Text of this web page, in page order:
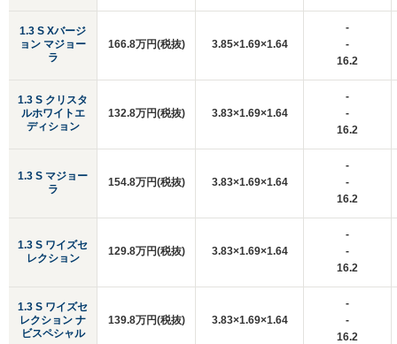
1.3 S Xバージ
ョン マジョー
ラ
1.3 S クリスタ
ルホワイトエ
ディション
1.3 S マジョー
ラ
1.3 S ワイズセ
レクション
1.3 S ワイズセ
レクション ナ
ビスペシャル
166.8万円(税抜) 3.85×1.69×1.64
-
-
16.2
132.8万円(税抜) 3.83×1.69×1.64
-
-
16.2
154.8万円(税抜) 3.83×1.69×1.64
-
-
16.2
129.8万円(税抜) 3.83×1.69×1.64
-
-
16.2
139.8万円(税抜) 3.83×1.69×1.64
-
-
16.2